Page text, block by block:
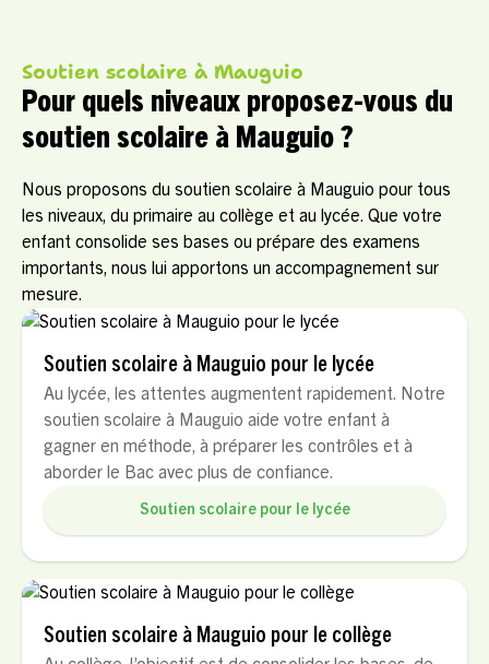
Soutien scolaire à Mauguio
Pour quels niveaux proposez-vous du
soutien scolaire à Mauguio ?
Nous proposons du soutien scolaire à Mauguio pour tous
les niveaux, du primaire au collège et au lycée. Que votre
enfant consolide ses bases ou prépare des examens
importants, nous lui apportons un accompagnement sur
mesure.
Soutien scolaire à Mauguio pour le lycée
Au lycée, les attentes augmentent rapidement. Notre
soutien scolaire à Mauguio aide votre enfant à
gagner en méthode, à préparer les contrôles et à
aborder le Bac avec plus de confiance.
Soutien scolaire pour le lycée
Soutien scolaire à Mauguio pour le collège